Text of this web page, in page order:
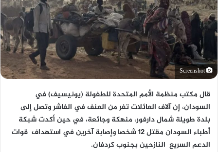
Screenshot
قال مكتب منظمة الأمم المتحدة للطفولة (يونيسيف) في
السودان، إن آلاف العائلات تفر من العنف في الفاشر وتصل إلى
بلدة طويلة شمال دارفور، منهكة وجائعة، في حين أكدت شبكة
أطباء السودان مقتل 12 شخصا وإصابة آخرين في استهداف قوات
الدعم السريع النازحين بجنوب كردفان.